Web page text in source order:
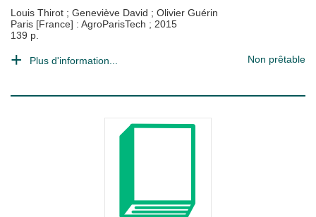
Louis Thirot ; Geneviève David ; Olivier Guérin
Paris [France] : AgroParisTech ; 2015
139 p.
Plus d'information... Non prêtable